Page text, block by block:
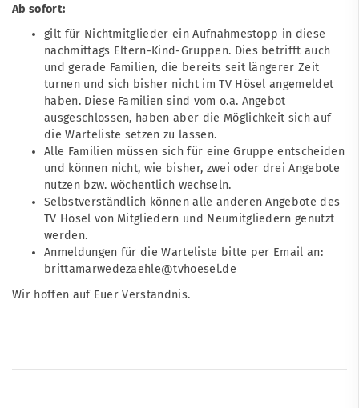
Ab sofort:
gilt für Nichtmitglieder ein Aufnahmestopp in diese
nachmittags Eltern-Kind-Gruppen. Dies betrifft auch
und gerade Familien, die bereits seit längerer Zeit
turnen und sich bisher nicht im TV Hösel angemeldet
haben. Diese Familien sind vom o.a. Angebot
ausgeschlossen, haben aber die Möglichkeit sich auf
die Warteliste setzen zu lassen.
Alle Familien müssen sich für eine Gruppe entscheiden
und können nicht, wie bisher, zwei oder drei Angebote
nutzen bzw. wöchentlich wechseln.
Selbstverständlich können alle anderen Angebote des
TV Hösel von Mitgliedern und Neumitgliedern genutzt
werden.
Anmeldungen für die Warteliste bitte per Email an:
brittamarwedezaehle@tvhoesel.de
Wir hoffen auf Euer Verständnis.